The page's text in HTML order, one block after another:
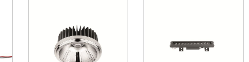
6500K renk sıcaklığı, ferah bir atmosfer yaratırken,
Alüminyum kasa, hem hafiflik hem de sağlamlık